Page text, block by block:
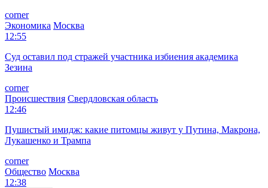
corner
Экономика Москва
12:55
Суд оставил под стражей участника избиения академика
Зезина
corner
Происшествия Свердловская область
12:46
Пушистый имидж: какие питомцы живут у Путина, Макрона,
Лукашенко и Трампа
corner
Общество Москва
12:38